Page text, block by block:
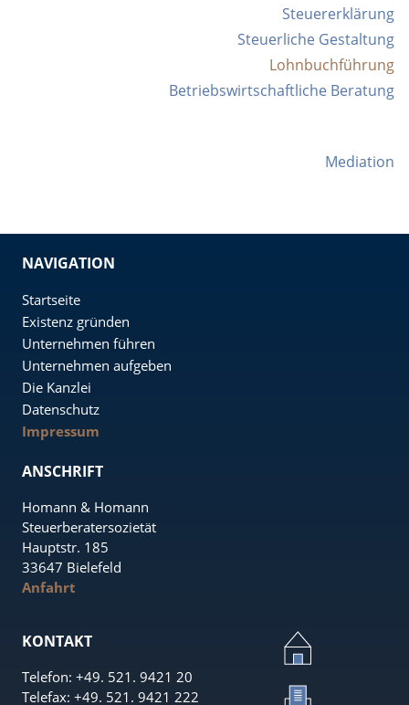
Steuererklärung
Steuerliche Gestaltung
Lohnbuchführung
Betriebswirtschaftliche Beratung
Mediation
NAVIGATION
Startseite
Existenz gründen
Unternehmen führen
Unternehmen aufgeben
Die Kanzlei
Datenschutz
Impressum
ANSCHRIFT
Homann & Homann
Steuerberatersozietät
Hauptstr. 185
33647 Bielefeld
Anfahrt
KONTAKT
Telefon: +49. 521. 9421 20
Telefax: +49. 521. 9421 222